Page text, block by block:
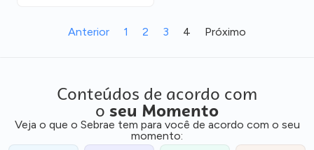
Anterior 1 2 3 4 Próximo
Conteúdos de acordo com
o seu Momento
Veja o que o Sebrae tem para você de acordo com o seu
momento: